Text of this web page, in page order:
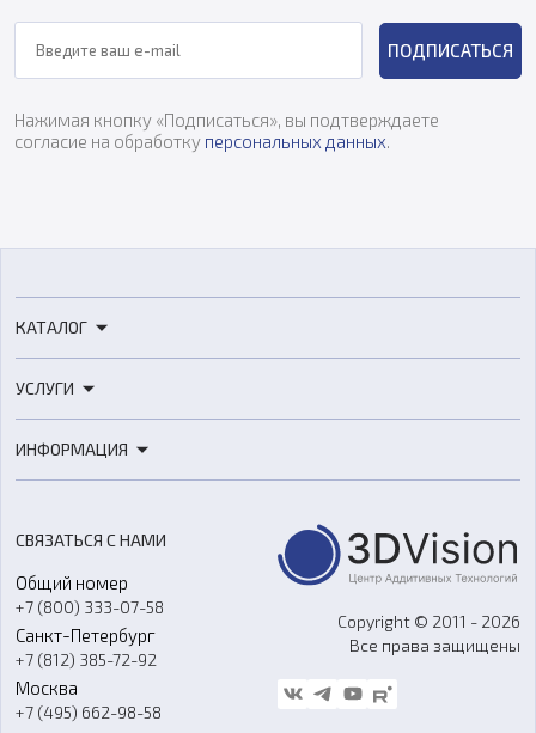
ПОДПИСАТЬСЯ
Нажимая кнопку «Подписаться», вы подтверждаете
согласие на обработку персональных данных.
КАТАЛОГ
3D-сканеры
Расходные материалы
Оборудование и материалы для вакуумного литья
Аксессуары и прочее оборудование
Программное обеспечение
УСЛУГИ
3D-моделирование
Ремонт и услуги
ИНФОРМАЦИЯ
О компании
Контакты
Гос. закупки
Стать дилером
Блог
СВЯЗАТЬСЯ С НАМИ
Общий номер
+7 (800) 333-07-58
Санкт-Петербург
+7 (812) 385-72-92
Москва
+7 (495) 662-98-58
Copyright © 2011 - 2026
Все права защищены